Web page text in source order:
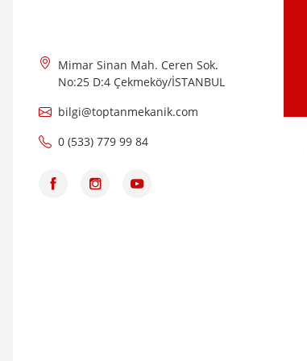
Mimar Sinan Mah. Ceren Sok.
No:25 D:4 Çekmeköy/İSTANBUL
bilgi@toptanmekanik.com
0 (533) 779 99 84